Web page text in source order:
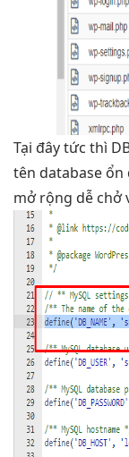
Tại đâytức thì
tên database ổn
mở rộng dễ chở